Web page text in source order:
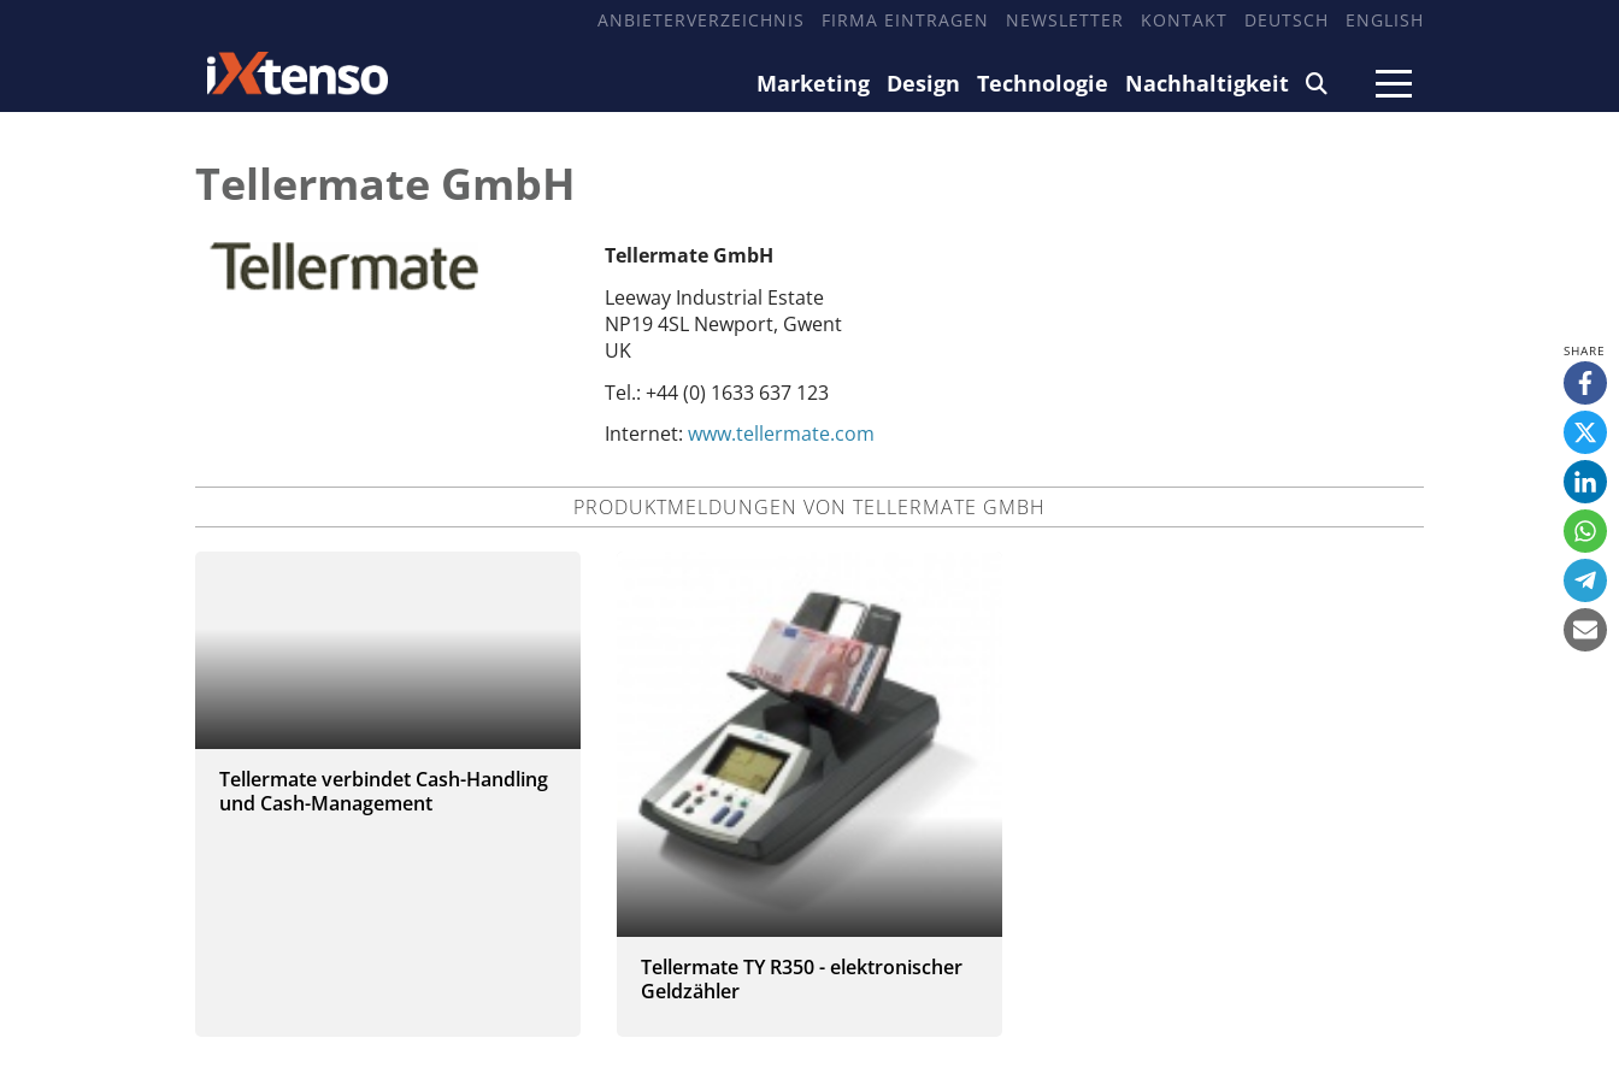
ANBIETERVERZEICHNIS FIRMA EINTRAGEN NEWSLETTER KONTAKT DEUTSCH ENGLISH
Marketing Design Technologie Nachhaltigkeit
Tellermate GmbH
Tellermate GmbH
Leeway Industrial Estate
NP19 4SL Newport, Gwent
UK
Tel.: +44 (0) 1633 637 123
Internet: www.tellermate.com
PRODUKTMELDUNGEN VON TELLERMATE GMBH
Tellermate verbindet Cash-Handling
und Cash-Management
Tellermate TY R350 - elektronischer
Geldzähler